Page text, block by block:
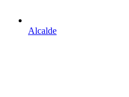
Alcalde